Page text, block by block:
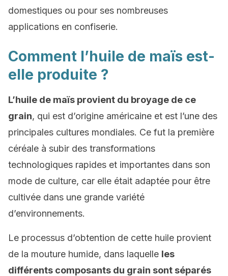
domestiques ou pour ses nombreuses
applications en confiserie.
Comment l’huile de maïs est-
elle produite ?
L’huile de maïs provient du broyage de ce
grain, qui est d’origine américaine et est l’une des
principales cultures mondiales. Ce fut la première
céréale à subir des transformations
technologiques rapides et importantes dans son
mode de culture, car elle était adaptée pour être
cultivée dans une grande variété
d’environnements.
Le processus d’obtention de cette huile provient
de la mouture humide, dans laquelle les
différents composants du grain sont séparés